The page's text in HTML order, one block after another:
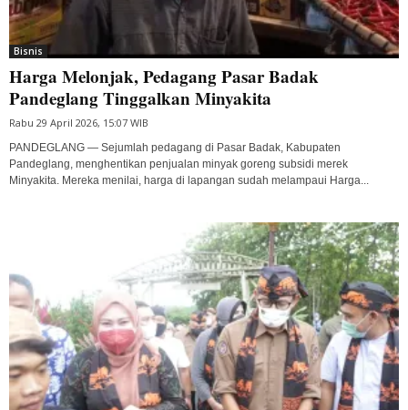
Bisnis
Harga Melonjak, Pedagang Pasar Badak
Pandeglang Tinggalkan Minyakita
Rabu 29 April 2026, 15:07 WIB
PANDEGLANG — Sejumlah pedagang di Pasar Badak, Kabupaten
Pandeglang, menghentikan penjualan minyak goreng subsidi merek
Minyakita. Mereka menilai, harga di lapangan sudah melampaui Harga...